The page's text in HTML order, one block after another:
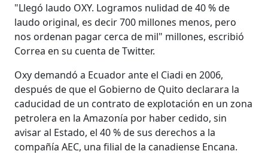
"Llegó laudo OXY. Logramos nulidad de 40 % de
laudo original, es decir 700 millones menos, pero
nos ordenan pagar cerca de mil" millones, escribió
Correa en su cuenta de Twitter.
Oxy demandó a Ecuador ante el Ciadi en 2006,
después de que el Gobierno de Quito declarara la
caducidad de un contrato de explotación en un zona
petrolera en la Amazonía por haber cedido, sin
avisar al Estado, el 40 % de sus derechos a la
compañía AEC, una filial de la canadiense Encana.